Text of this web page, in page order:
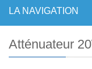
LA NAVIGATION
Atténuateur